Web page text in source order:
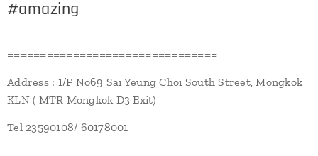
#amazing
================================
Address : 1/F No69 Sai Yeung Choi South Street, Mongkok
KLN ( MTR Mongkok D3 Exit)
Tel 23590108/ 60178001